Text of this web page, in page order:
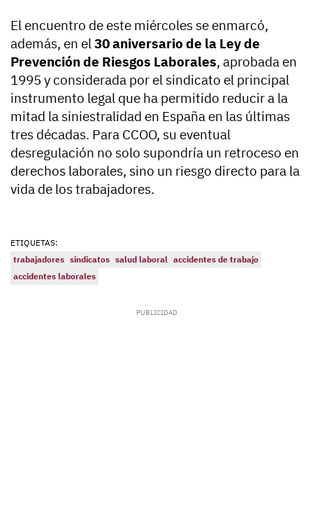
El encuentro de este miércoles se enmarcó,
además, en el30 aniversario de la Ley de
Prevención de Riesgos Laborales, aprobada en
1995 y considerada por el sindicato el principal
instrumento legal que ha permitido reducir a la
mitad la siniestralidad en España en las últimas
tres décadas. Para CCOO, su eventual
desregulación no solo supondría un retroceso en
derechos laborales, sino un riesgo directo para la
vida de los trabajadores.
ETIQUETAS:
trabajadores sindicatos salud laboral accidentes de trabajo
accidentes laborales